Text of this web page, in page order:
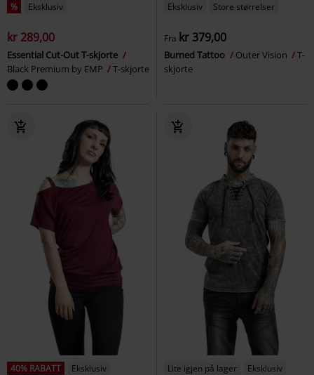
% Eksklusiv
kr 289,00
Essential Cut-Out T-skjorte
Black Premium by EMP
T-skjorte
Eksklusiv Store størrelser
Fra kr 379,00
Burned Tattoo Outer Vision
T-
skjorte
40% RABATT
Eksklusiv
Lite igjen på lager Eksklusiv